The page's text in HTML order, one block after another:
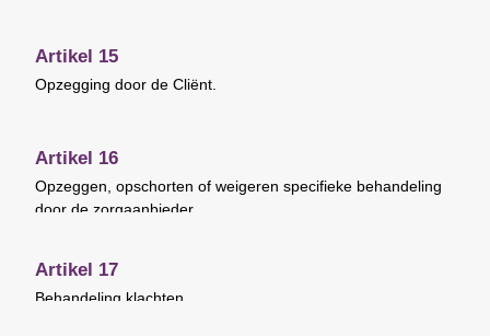
Artikel 15
Opzegging door de Cliënt.
Artikel 16
Opzeggen, opschorten of weigeren specifieke behandeling
door de zorgaanbieder.
Artikel 17
Behandeling klachten.